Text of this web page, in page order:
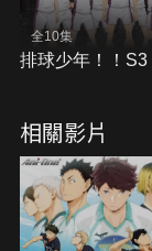
全10集
排球少年！！S3
相關影片